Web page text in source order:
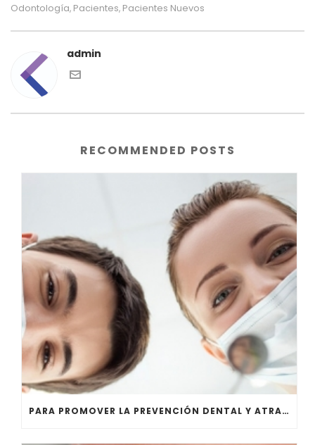
Odontología, Pacientes, Pacientes Nuevos
admin
RECOMMENDED POSTS
PARA PROMOVER LA PREVENCIÓN DENTAL Y ATRAER CLIENTES NUEVOS AL MISMO TIEMPO